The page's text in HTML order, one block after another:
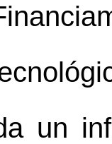
un